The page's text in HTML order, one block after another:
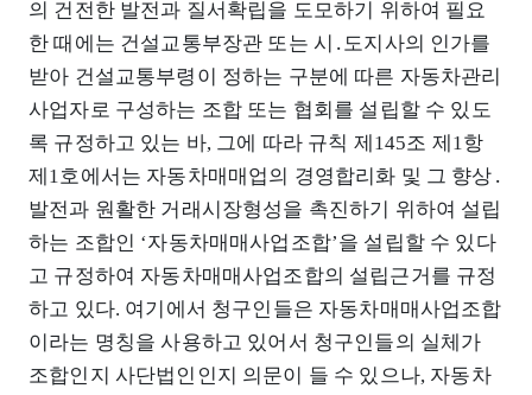
의 건전한 발전과 질서확립을 도모하기 위하여 필요
한 때에는 건설교통부장관 또는 시․도지사의 인가를
받아 건설교통부령이 정하는 구분에 따른 자동차관리
사업자로 구성하는 조합 또는 협회를 설립할 수 있도
록 규정하고 있는 바, 그에 따라 규칙 제145조 제1항
제1호에서는 자동차매매업의 경영합리화 및 그 향상․
발전과 원활한 거래시장형성을 촉진하기 위하여 설립
하는 조합인 ‘자동차매매사업조합’을 설립할 수 있다
고 규정하여 자동차매매사업조합의 설립근거를 규정
하고 있다. 여기에서 청구인들은 자동차매매사업조합
이라는 명칭을 사용하고 있어서 청구인들의 실체가
조합인지 사단법인인지 의문이 들 수 있으나, 자동차